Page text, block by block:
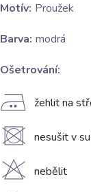
Motív: Proužek
Barva: modrá
Ošetrování:
E žehlit na
U nesušit v
H nebělit